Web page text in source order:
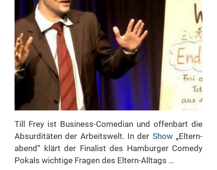
Till Frey ist Bu­si­­ness-Co­­me­­di­an und of­fen­bart die
Ab­sur­di­tä­ten der Ar­beits­welt. In der Show„El­tern­
abend“ klärt der Fi­na­list des Ham­bur­ger Co­me­dy
Po­kals wich­ti­ge Fra­gen des Eltern-Alltags …